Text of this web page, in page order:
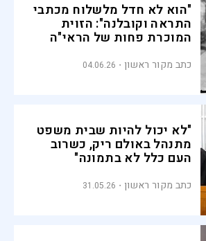
"הוא לא חדל מלשלוח מכתבי
התראה וקובלנה": הזוית
המוכרת פחות של הראי"ה
כתב מקור ראשון 04.06.26
"לא יכול להיות שבית משפט
מתנהל באולם ריק, כשרוב
העם כלל לא בתמונה"
כתב מקור ראשון 31.05.26